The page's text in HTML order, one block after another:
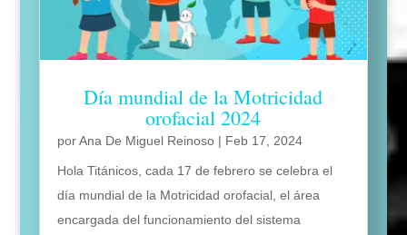
Día mundial de la Motricidad
orofacial 2024
porAna De Miguel Reinoso| Feb 17, 2024
Hola Titánicos, cada 17 de febrero se celebra el
día mundial de la Motricidad orofacial, el área
encargada del funcionamiento del sistema